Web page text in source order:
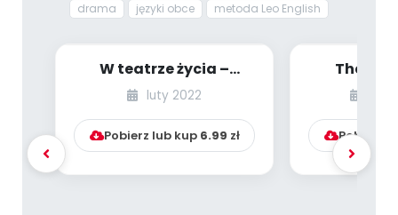
drama języki obce metoda Leo English
W teatrze życia –
drama we współczesnej
pracy wychowawc...
luty 2022
Pobierz lub kup 6.99 zł
The
Holiday
Pobierz